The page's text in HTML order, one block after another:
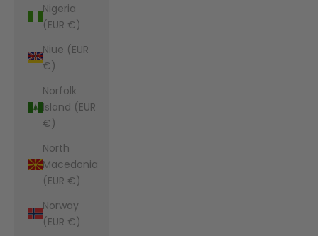
Nigeria
(EUR €)
Niue (EUR
€)
Norfolk
Island (EUR
€)
North
Macedonia
(EUR €)
Norway
(EUR €)